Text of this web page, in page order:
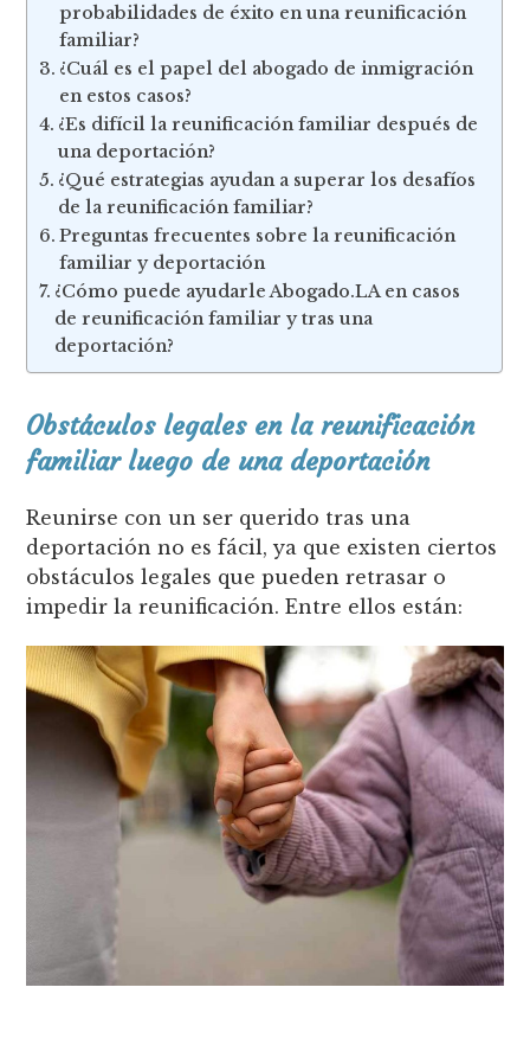
probabilidades de éxito en una reunificación
familiar?
¿Cuál es el papel del abogado de inmigración
en estos casos?
¿Es difícil la reunificación familiar después de
una deportación?
¿Qué estrategias ayudan a superar los desafíos
de la reunificación familiar?
Preguntas frecuentes sobre la reunificación
familiar y deportación
¿Cómo puede ayudarle Abogado.LA en casos
de reunificación familiar y tras una
deportación?
Obstáculos legales en la reunificación
familiar luego de una deportación
Reunirse con un ser querido tras una
deportación no es fácil, ya que existen ciertos
obstáculos legales que pueden retrasar o
impedir la reunificación. Entre ellos están: